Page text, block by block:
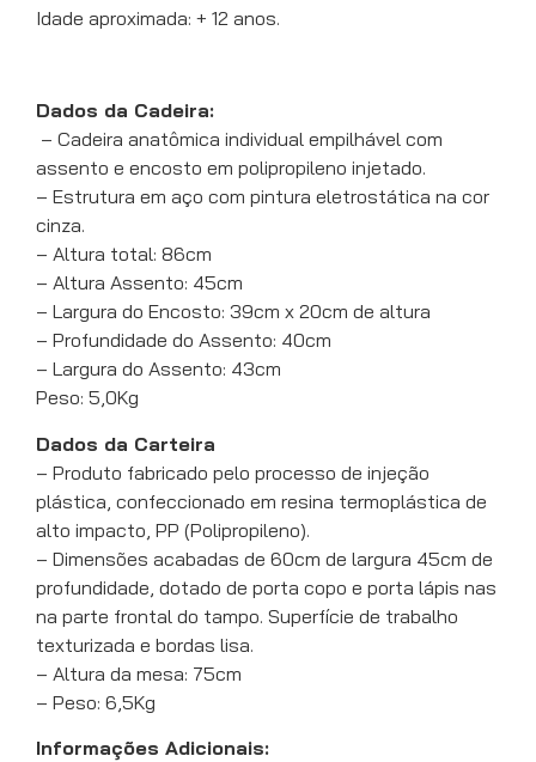
Idade aproximada: + 12 anos.
Dados da Cadeira:
– Cadeira anatômica individual empilhável com
assento e encosto em polipropileno injetado.
– Estrutura em aço com pintura eletrostática na cor
cinza.
– Altura total: 86cm
– Altura Assento: 45cm
– Largura do Encosto: 39cm x 20cm de altura
– Profundidade do Assento: 40cm
– Largura do Assento: 43cm
Peso: 5,0Kg
Dados da Carteira
– Produto fabricado pelo processo de injeção
plástica, confeccionado em resina termoplástica de
alto impacto, PP (Polipropileno).
– Dimensões acabadas de 60cm de largura 45cm de
profundidade, dotado de porta copo e porta lápis nas
na parte frontal do tampo. Superfície de trabalho
texturizada e bordas lisa.
– Altura da mesa: 75cm
– Peso: 6,5Kg
Informações Adicionais: